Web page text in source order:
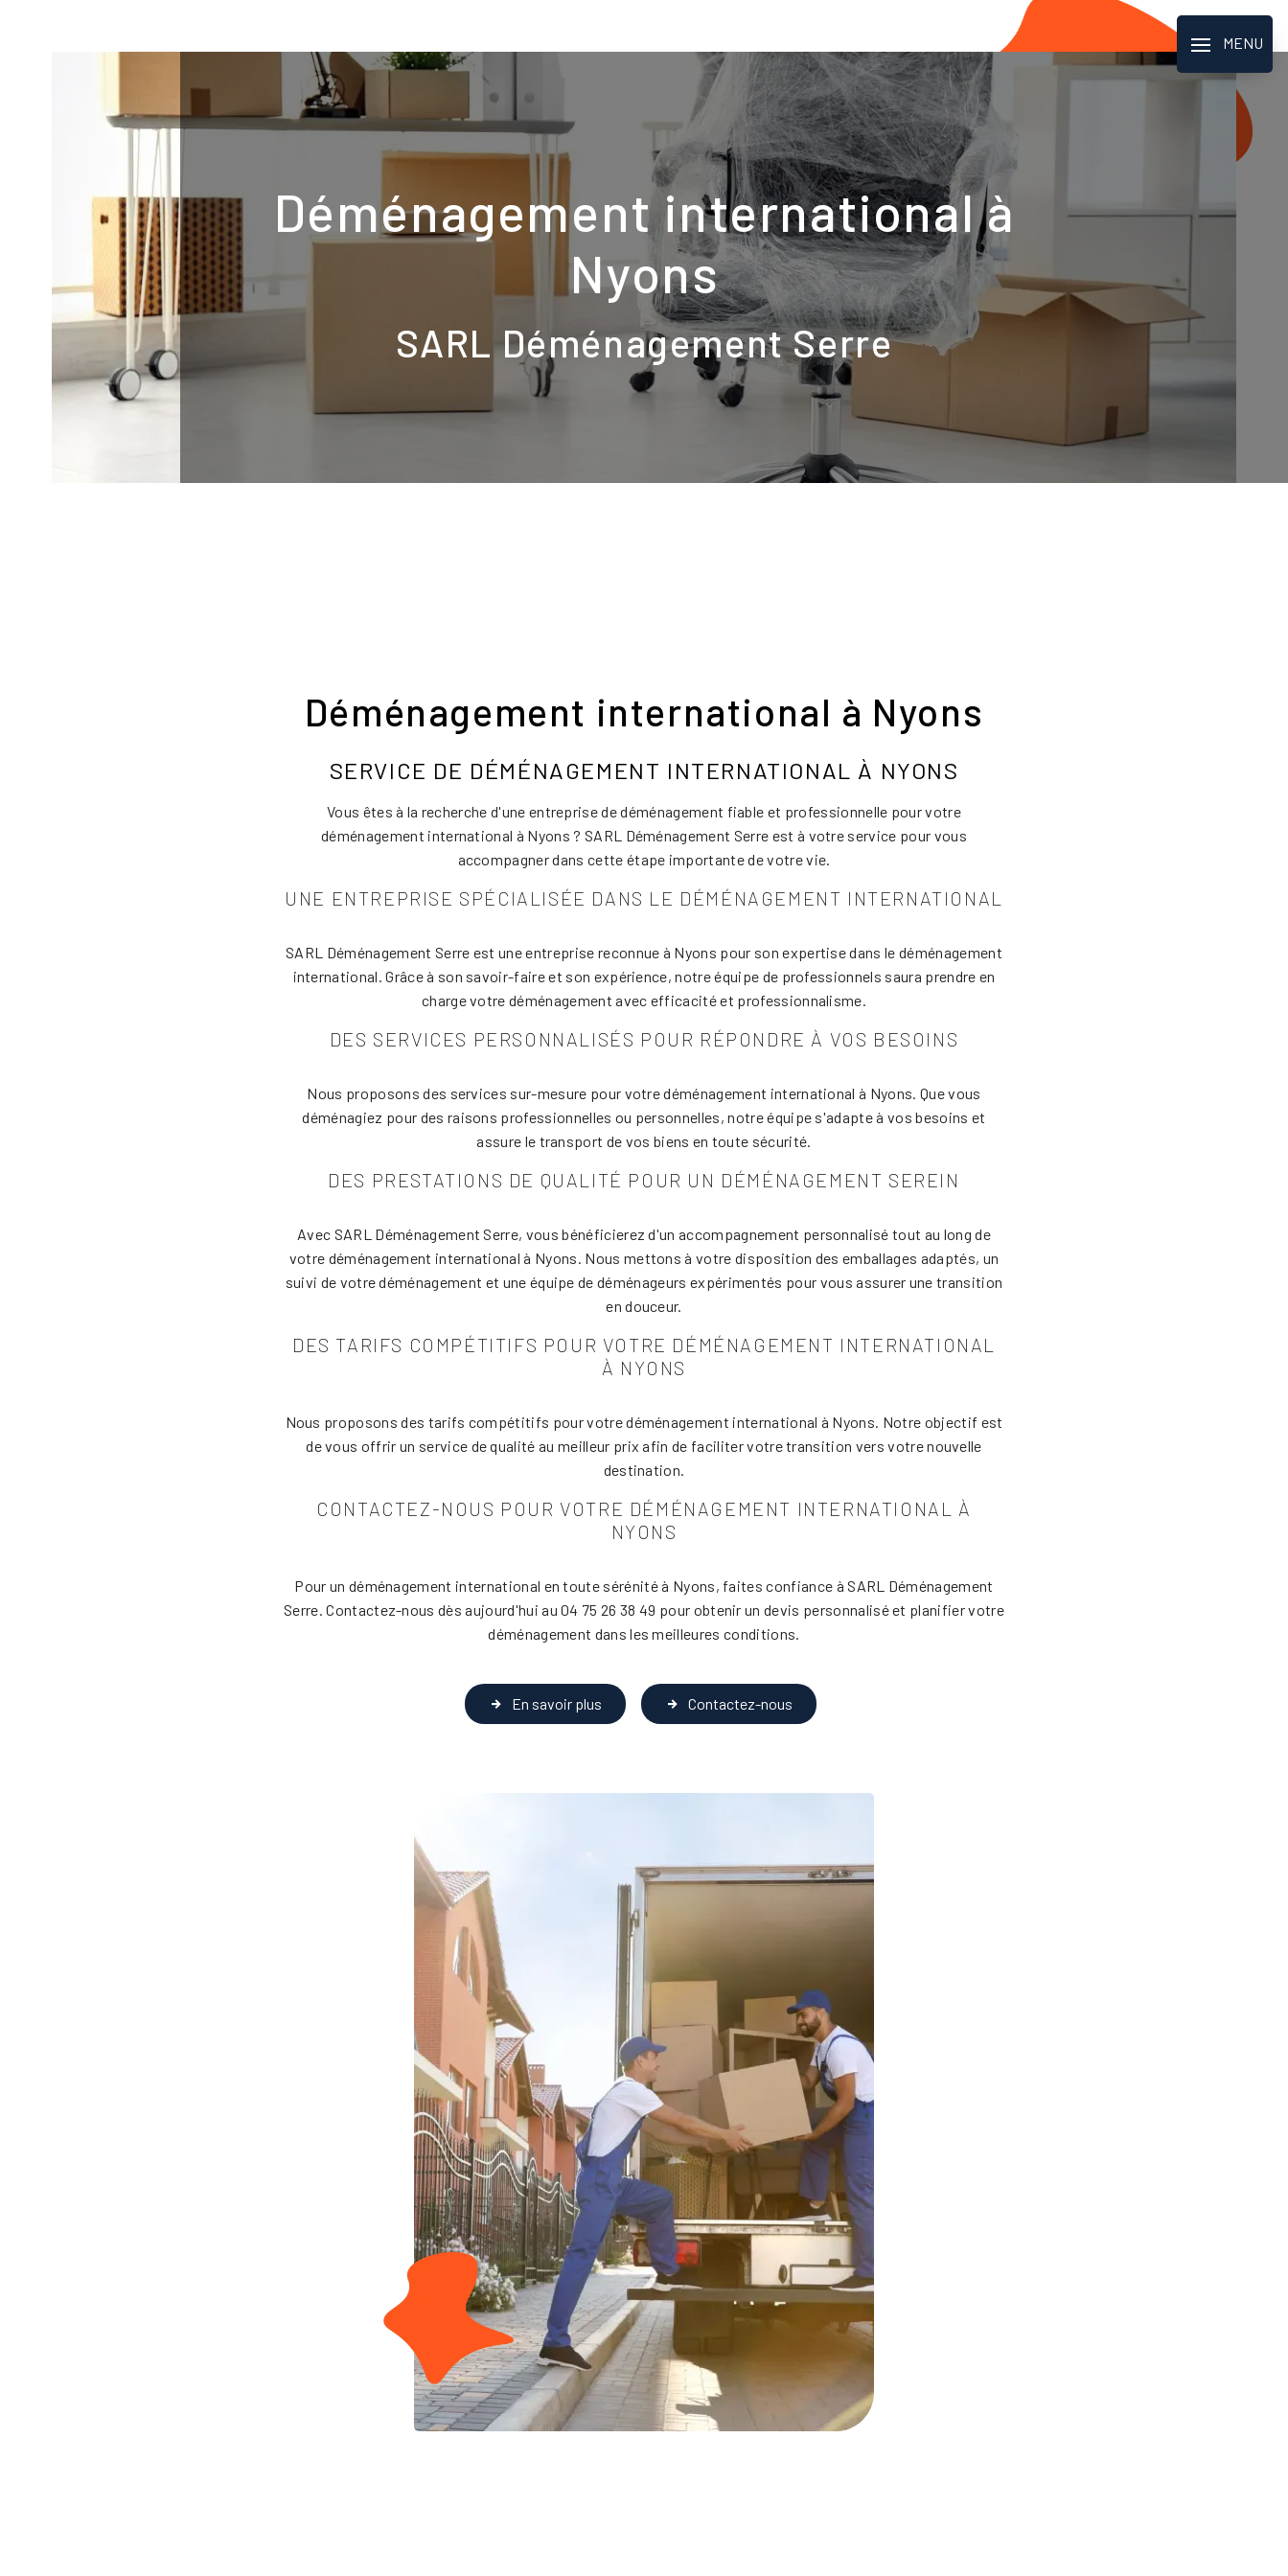
MENU
Déménagement international à
Nyons
SARL Déménagement Serre
Déménagement international à Nyons
SERVICE DE DÉMÉNAGEMENT INTERNATIONAL À NYONS
Vous êtes à la recherche d'une entreprise de déménagement fiable et professionnelle pour votre
déménagement international à Nyons ? SARL Déménagement Serre est à votre service pour vous
accompagner dans cette étape importante de votre vie.
UNE ENTREPRISE SPÉCIALISÉE DANS LE DÉMÉNAGEMENT INTERNATIONAL
SARL Déménagement Serre est une entreprise reconnue à Nyons pour son expertise dans le déménagement
international. Grâce à son savoir-faire et son expérience, notre équipe de professionnels saura prendre en
charge votre déménagement avec efficacité et professionnalisme.
DES SERVICES PERSONNALISÉS POUR RÉPONDRE À VOS BESOINS
Nous proposons des services sur-mesure pour votre déménagement international à Nyons. Que vous
déménagiez pour des raisons professionnelles ou personnelles, notre équipe s'adapte à vos besoins et
assure le transport de vos biens en toute sécurité.
DES PRESTATIONS DE QUALITÉ POUR UN DÉMÉNAGEMENT SEREIN
Avec SARL Déménagement Serre, vous bénéficierez d'un accompagnement personnalisé tout au long de
votre déménagement international à Nyons. Nous mettons à votre disposition des emballages adaptés, un
suivi de votre déménagement et une équipe de déménageurs expérimentés pour vous assurer une transition
en douceur.
DES TARIFS COMPÉTITIFS POUR VOTRE DÉMÉNAGEMENT INTERNATIONAL
À NYONS
Nous proposons des tarifs compétitifs pour votre déménagement international à Nyons. Notre objectif est
de vous offrir un service de qualité au meilleur prix afin de faciliter votre transition vers votre nouvelle
destination.
CONTACTEZ-NOUS POUR VOTRE DÉMÉNAGEMENT INTERNATIONAL À
NYONS
Pour un déménagement international en toute sérénité à Nyons, faites confiance à SARL Déménagement
Serre. Contactez-nous dès aujourd'hui au 04 75 26 38 49 pour obtenir un devis personnalisé et planifier votre
déménagement dans les meilleures conditions.
En savoir plus Contactez-nous